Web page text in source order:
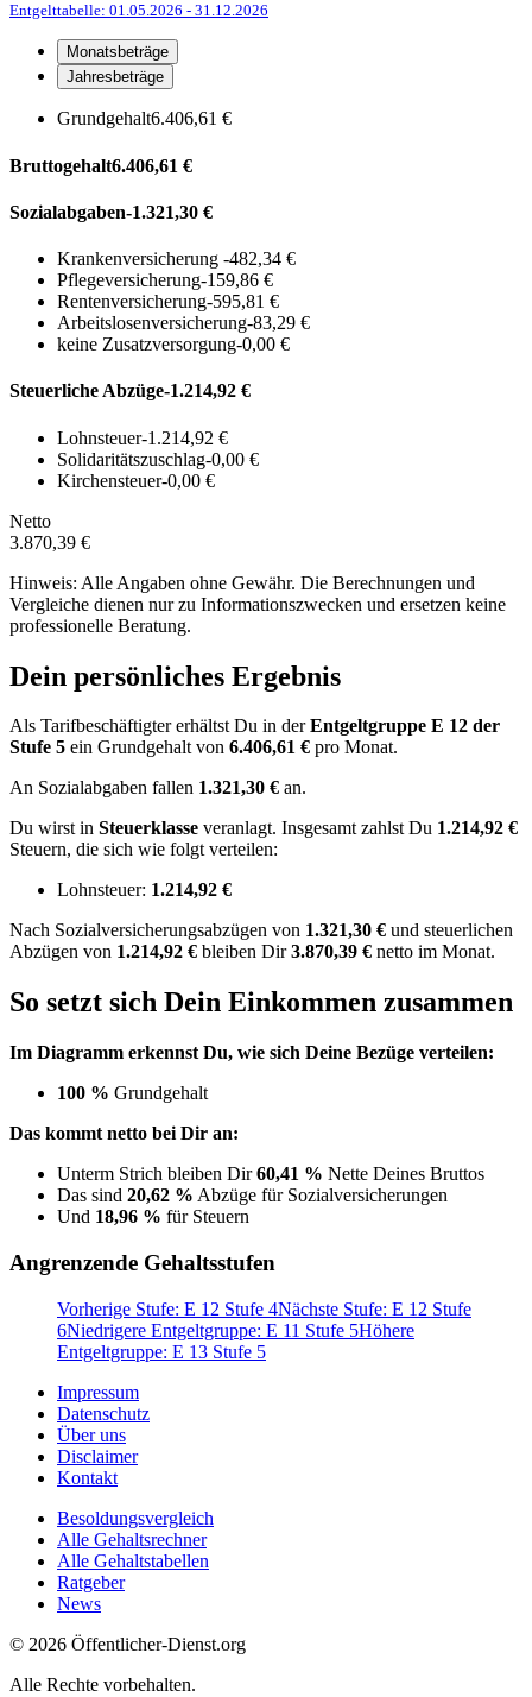
Entgelttabelle: 01.05.2026 - 31.12.2026
Monatsbeträge
Jahresbeträge
Grundgehalt6.406,61 €
Bruttogehalt6.406,61 €
Sozialabgaben-1.321,30 €
Krankenversicherung -482,34 €
Pflegeversicherung-159,86 €
Rentenversicherung-595,81 €
Arbeitslosenversicherung-83,29 €
keine Zusatzversorgung-0,00 €
Steuerliche Abzüge-1.214,92 €
Lohnsteuer-1.214,92 €
Solidaritätszuschlag-0,00 €
Kirchensteuer-0,00 €
Netto
3.870,39 €
Hinweis: Alle Angaben ohne Gewähr. Die Berechnungen und
Vergleiche dienen nur zu Informationszwecken und ersetzen keine
professionelle Beratung.
Dein persönliches Ergebnis
Als Tarifbeschäftigter erhältst Du in derEntgeltgruppe E 12 der
Stufe 5 ein Grundgehalt von 6.406,61 € pro Monat.
An Sozialabgaben fallen 1.321,30 € an.
Du wirst in Steuerklasse veranlagt. Insgesamt zahlst Du 1.214,92 €
Steuern, die sich wie folgt verteilen:
Lohnsteuer: 1.214,92 €
Nach Sozialversicherungsabzügen von 1.321,30 € und steuerlichen
Abzügen von 1.214,92 € bleiben Dir3.870,39 € netto im Monat.
So setzt sich Dein Einkommen zusammen
Im Diagramm erkennst Du, wie sich Deine Bezüge verteilen:
100 % Grundgehalt
Das kommt netto bei Dir an:
Unterm Strich bleiben Dir60,41 % Nette Deines Bruttos
Das sind 20,62 % Abzüge für Sozialversicherungen
Und 18,96 % für Steuern
Angrenzende Gehaltsstufen
Vorherige Stufe: E 12 Stufe 4Nächste Stufe: E 12 Stufe
6Niedrigere Entgeltgruppe: E 11 Stufe 5Höhere
Entgeltgruppe: E 13 Stufe 5
Impressum
Datenschutz
Über uns
Disclaimer
Kontakt
Besoldungsvergleich
Alle Gehaltsrechner
Alle Gehaltstabellen
Ratgeber
News
© 2026 Öffentlicher-Dienst.org
Alle Rechte vorbehalten.